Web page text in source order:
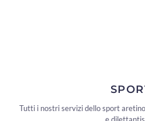
Tutti i nostri servizi dello sport